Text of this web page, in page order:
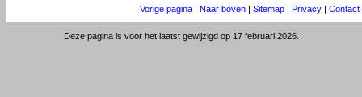
Vorige pagina | Naar boven | Sitemap | Privacy | Contact
Deze pagina is voor het laatst gewijzigd op 17 februari 2026.